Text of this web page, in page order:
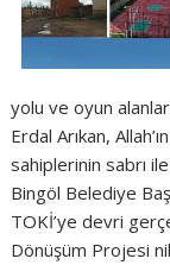
yolu ve oyun
Erdal Arıkan,
sahiplerinin sabrı
Bingöl Belediye
TOKİ’ye devri
Dönüşüm Projesi